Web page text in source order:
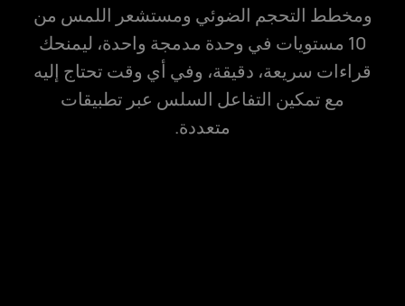
ومخطط التحجم الضوئي ومستشعر اللمس من
10 مستويات في وحدة مدمجة واحدة، ليمنحك
قراءات سريعة، دقيقة، وفي أي وقت تحتاج إليه
مع تمكين التفاعل السلس عبر تطبيقات
متعددة.